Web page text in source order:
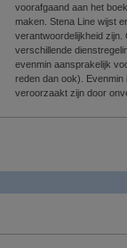
voorafgaand aan het
maken. Stena Line wijst
verantwoordelijkheid
verschillende
evenmin aansprakelijk
reden dan ook). Evenmin
veroorzaakt zijn door